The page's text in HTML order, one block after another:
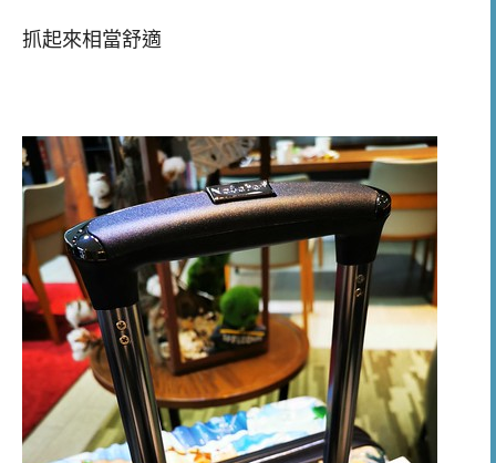
抓起來相當舒適